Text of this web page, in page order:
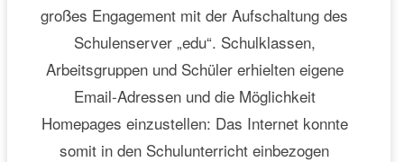
großes Engagement mit der Aufschaltung des
Schulenserver „edu“. Schulklassen,
Arbeitsgruppen und Schüler erhielten eigene
Email-Adressen und die Möglichkeit
Homepages einzustellen: Das Internet konnte
somit in den Schulunterricht einbezogen